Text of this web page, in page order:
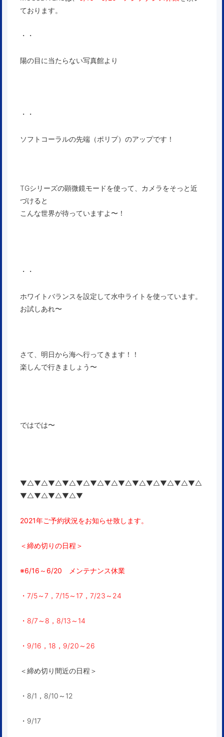
ております。
・・
陽の目に当たらない写真館より
・・
ソフトコーラルの先端（ポリプ）のアップです！
TGシリーズの顕微鏡モードを使って、カメラをそっと近
づけると
こんな世界が待っていますよ〜！
・・
ホワイトバランスを設定して水中ライトを使っています。
お試しあれ〜
さて、明日から海へ行ってきます！！
楽しんで行きましょう〜
ではでは〜
▼△▼△▼△▼△▼△▼△▼△▼△▼△▼△▼△▼△▼△
▼△▼△▼△▼△▼
2021年ご予約状況をお知らせ致します。
＜締め切りの日程＞
※6/16～6/20 メンテナンス休業
・7/5～7，7/15～17，7/23～24
・8/7～8，8/13～14
・9/16，18，9/20～26
＜締め切り間近の日程＞
・8/1，8/10～12
・9/17